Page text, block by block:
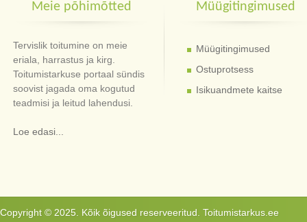
Meie põhimõtted
Tervislik toitumine on meie
eriala, harrastus ja kirg.
Toitumistarkuse portaal sündis
soovist jagada oma kogutud
teadmisi ja leitud lahendusi.
Loe edasi...
Müügitingimused
Müügitingimused
Ostuprotsess
Isikuandmete kaitse
Copyright © 2025. Kõik õigused reserveeritud. Toitumistarkus.ee